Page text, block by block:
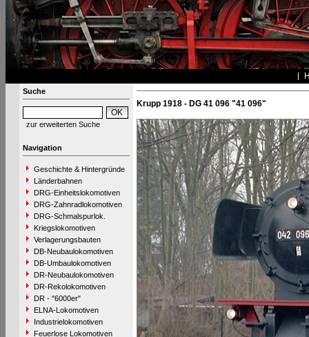
Suche
zur erweiterten Suche
Navigation
Geschichte & Hintergründe
Länderbahnen
DRG-Einheitslokomotiven
DRG-Zahnradlokomotiven
DRG-Schmalspurlok.
Kriegslokomotiven
Verlagerungsbauten
DB-Neubaulokomotiven
DB-Umbaulokomotiven
DR-Neubaulokomotiven
DR-Rekolokomotiven
DR - "6000er"
ELNA-Lokomotiven
Industrielokomotiven
Feuerlose Lokomotiven
Krupp 1918 - DG 41 096 "41 096"